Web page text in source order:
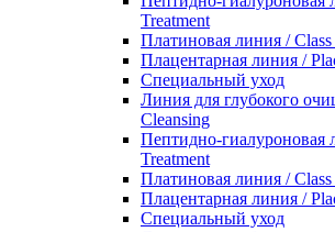
Treatment
Платиновая линия /
Плацентарная линия /
Специальный уход
Линия для глубокого
Cleansing
Пептидно-гиалуроновая
Treatment
Платиновая линия /
Плацентарная линия /
Специальный уход